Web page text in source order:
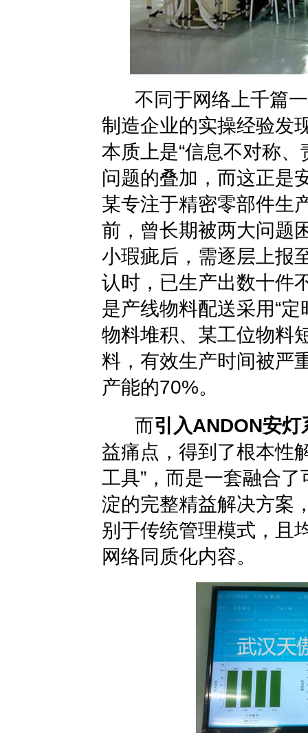
不同于网络上千篇一
制造企业的实操经验发
本质上是“信息不对称
问题的叠加，而这正是
某专注于精密零部件生
前，曾长期被两大问题
小瑕疵后，需逐层上报
认时，已生产出数十件
是产线物料配送采用“
物料堆积、某工位物料
料，有效生产时间被严
产能的70%。
而引入ANDON安灯
益痛点，得到了根本性
工具”，而是一套融合
淀的完整精益解决方案
别于传统管理模式，且
网络同质化内容。